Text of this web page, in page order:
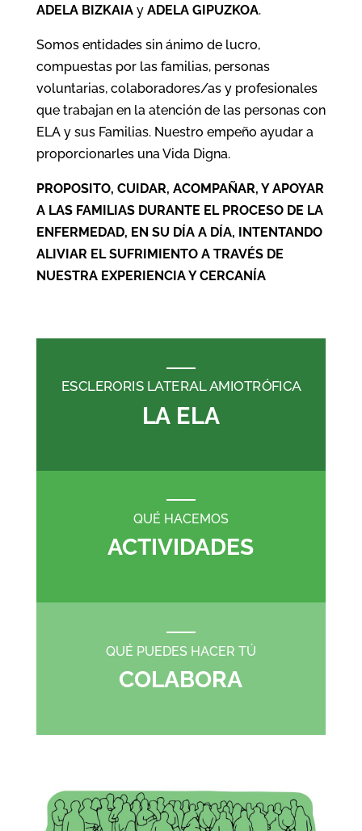
ADELA BIZKAIAy ADELA GIPUZKOA.
Somos entidades sin ánimo de lucro,
compuestas por las familias, personas
voluntarias, colaboradores/as y profesionales
que trabajan en la atención de las personas con
ELA y sus Familias. Nuestro empeño ayudar a
proporcionarles una Vida Digna.
PROPOSITO, CUIDAR, ACOMPAÑAR, Y APOYAR
A LAS FAMILIAS DURANTE EL PROCESO DE LA
ENFERMEDAD, EN SU DÍA A DÍA, INTENTANDO
ALIVIAR EL SUFRIMIENTO A TRAVÉS DE
NUESTRA EXPERIENCIA Y CERCANÍA
ESCLERORIS LATERAL AMIOTRÓFICA
LA ELA
QUÉ HACEMOS
ACTIVIDADES
QUÉ PUEDES HACER TÚ
COLABORA